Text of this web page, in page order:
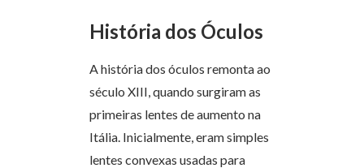
História dos Óculos
A história dos óculos remonta ao
século XIII, quando surgiram as
primeiras lentes de aumento na
Itália. Inicialmente, eram simples
lentes convexas usadas para